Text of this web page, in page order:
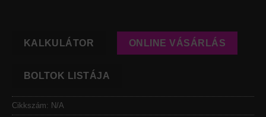
KALKULÁTOR ONLINE VÁSÁRLÁS
BOLTOK LISTÁJA
Cikkszám: N/A